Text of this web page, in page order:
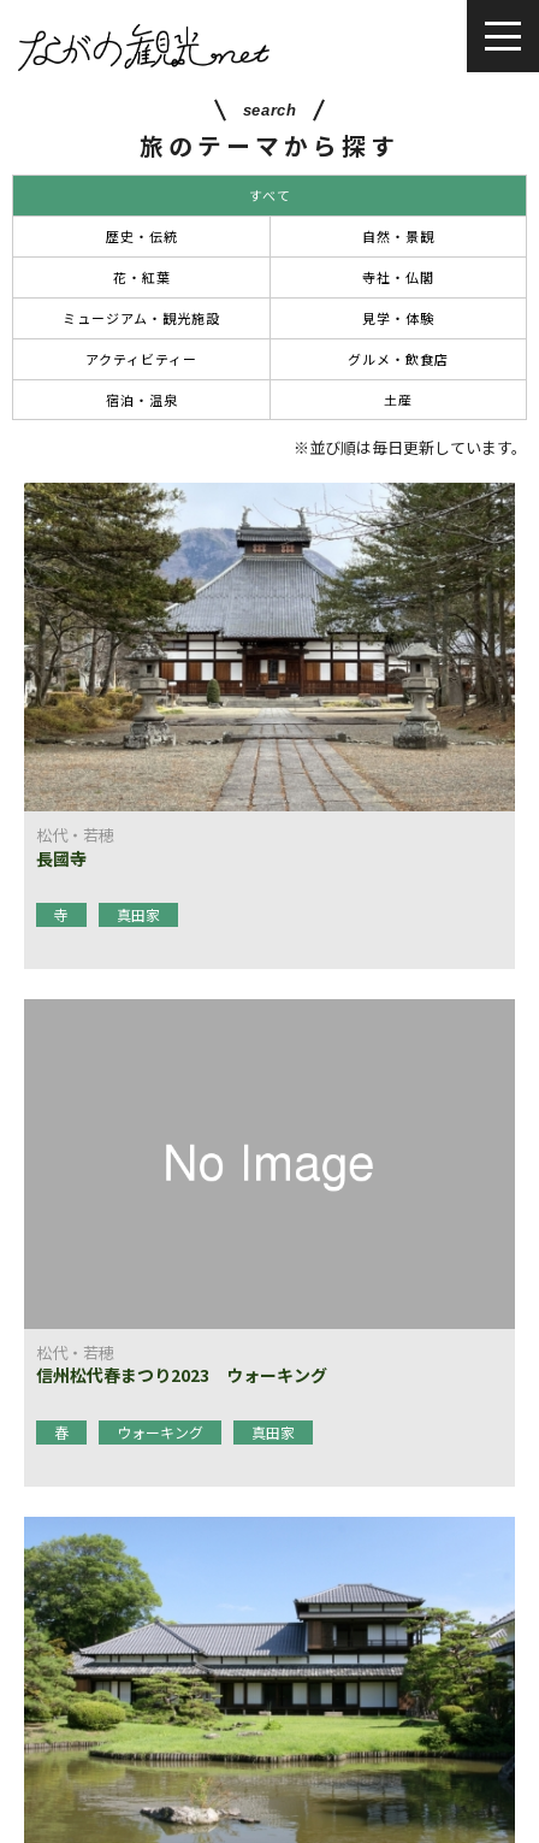
search
旅のテーマから探す
すべて
歴史・伝統 自然・景観
花・紅葉 寺社・仏閣
ミュージアム・観光施設 見学・体験
アクティビティー グルメ・飲食店
宿泊・温泉 土産
※並び順は毎日更新しています。
松代・若穂
長國寺
寺 真田家
松代・若穂
信州松代春まつり2023 ウォーキング
春 ウォーキング 真田家